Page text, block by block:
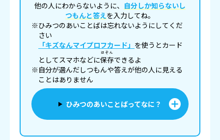
他の人にわからないように、 自分しか知らないし
つもんと答えを入力してね。
※ひみつのあいことばは忘れないようにしてくだ
さい
「キズなんマイプロフカード」 を使うとカード
としてスマホなどに保存
ほぞん
できるよ
※自分が選んだしつもんや答えが他の人に見える
ことはありません
ひみつのあいことばってなに？